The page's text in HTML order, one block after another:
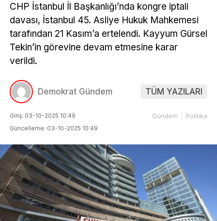
CHP İstanbul İl Başkanlığı’nda kongre iptali
davası, İstanbul 45. Asliye Hukuk Mahkemesi
tarafından 21 Kasım’a ertelendi. Kayyum Gürsel
Tekin’in görevine devam etmesine karar
verildi.
Demokrat Gündem TÜM YAZILARI
Giriş: 03-10-2025 10:49
Güncelleme: 03-10-2025 10:49
Gündem Politika